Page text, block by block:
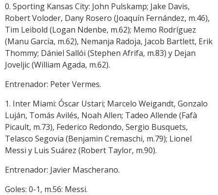
0. Sporting Kansas City: John Pulskamp; Jake Davis,
Robert Voloder, Dany Rosero (Joaquín Fernández, m.46),
Tim Leibold (Logan Ndenbe, m.62); Memo Rodríguez
(Manu García, m.62), Nemanja Radoja, Jacob Bartlett, Erik
Thommy; Dániel Sallói (Stephen Afrifa, m.83) y Dejan
Joveljic (William Agada, m.62).
Entrenador: Peter Vermes.
1. Inter Miami: Óscar Ustari; Marcelo Weigandt, Gonzalo
Luján, Tomás Avilés, Noah Allen; Tadeo Allende (Fafà
Picault, m.73), Federico Redondo, Sergio Busquets,
Telasco Segovia (Benjamin Cremaschi, m.79); Lionel
Messi y Luis Suárez (Robert Taylor, m.90).
Entrenador: Javier Mascherano.
Goles: 0-1, m.56: Messi.